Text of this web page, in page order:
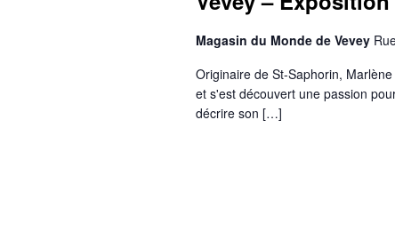
Magasin du Monde de Vevey
Originaire de St-Saphorin,
et s'est découvert une passion
décrire son […]